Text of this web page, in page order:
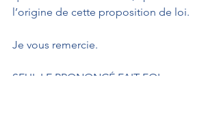
l’origine de cette proposition de loi.
Je vous remercie.
SEUL LE PRONONCÉ FAIT FOI.